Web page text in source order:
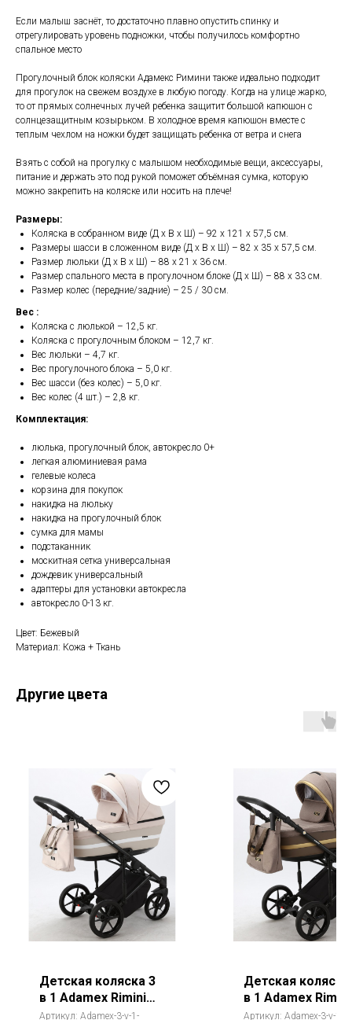
Если малыш заснёт, то достаточно плавно опустить спинку и
отрегулировать уровень подножки, чтобы получилось комфортно
спальное место
Прогулочный блок коляски Адамекс Римини также идеально подходит
для прогулок на свежем воздухе в любую погоду. Когда на улице жарко,
то от прямых солнечных лучей ребенка защитит большой капюшон с
солнцезащитным козырьком. В холодное время капюшон вместе с
теплым чехлом на ножки будет защищать ребенка от ветра и снега
Взять с собой на прогулку с малышом необходимые вещи, аксессуары,
питание и держать это под рукой поможет объёмная сумка, которую
можно закрепить на коляске или носить на плече!
Размеры:
Коляска в собранном виде (Д х В х Ш) – 92 х 121 х 57,5 см.
Размеры шасси в сложенном виде (Д х В х Ш) – 82 х 35 х 57,5 см.
Размер люльки (Д х В х Ш) – 88 х 21 х 36 см.
Размер спального места в прогулочном блоке (Д х Ш) – 88 х 33 см.
Размер колес (передние/задние) – 25 / 30 см.
Вес :
Коляска с люлькой – 12,5 кг.
Коляска с прогулочным блоком – 12,7 кг.
Вес люльки – 4,7 кг.
Вес прогулочного блока – 5,0 кг.
Вес шасси (без колес) – 5,0 кг.
Вес колес (4 шт.) – 2,8 кг.
Комплектация:
люлька, прогулочный блок, автокресло 0+
легкая алюминиевая рама
гелевые колеса
корзина для покупок
накидка на люльку
накидка на прогулочный блок
сумка для мамы
подстаканник
москитная сетка универсальная
дождевик универсальный
адаптеры для установки автокресла
автокресло 0-13 кг.
Цвет: Бежевый
Материал: Кожа + Ткань
Другие цвета
Детская коляска 3
в 1 Adamex Rimini
(Адамекс Римини)
Артикул: Adamex-3-v-1-
Детская коляска
в 1 Adamex Rimini
(Адамекс
Артикул: Adamex-3-v-1-